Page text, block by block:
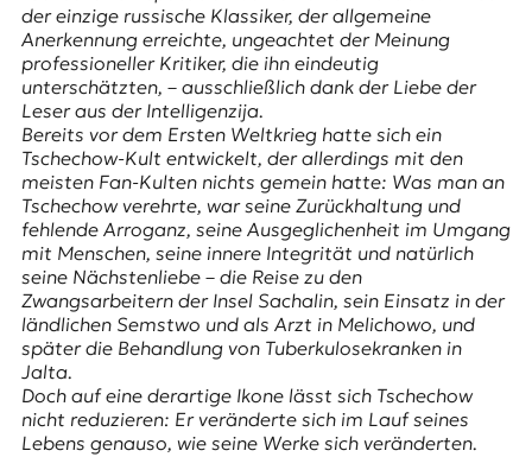
K
O
D
E
R
W
s
s
e
n
J
der einzige russische Klassiker, der allgemeine
Anerkennung erreichte, ungeachtet der Meinung
professioneller Kritiker, die ihn eindeutig
unterschätzten, – ausschließlich dank der Liebe der
Leser aus der Intelligenzija.
Bereits vor dem Ersten Weltkrieg hatte sich ein
Tschechow-Kult entwickelt, der allerdings mit den
meisten Fan-Kulten nichts gemein hatte: Was man an
Tschechow verehrte, war seine Zurückhaltung und
fehlende Arroganz, seine Ausgeglichenheit im Umgang
mit Menschen, seine innere Integrität und natürlich
seine Nächstenliebe – die Reise zu den
Zwangsarbeitern der Insel Sachalin, sein Einsatz in der
ländlichen Semstwo und als Arzt in Melichowo, und
später die Behandlung von Tuberkulosekranken in
Jalta.
Doch auf eine derartige Ikone lässt sich Tschechow
nicht reduzieren: Er veränderte sich im Lauf seines
Lebens genauso, wie seine Werke sich veränderten.